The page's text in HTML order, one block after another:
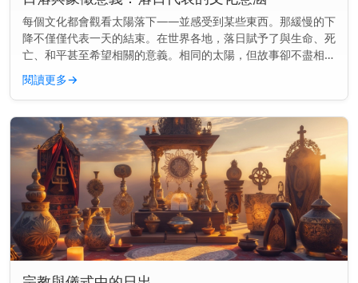
每個文化都會觀看太陽落下——並感受到某些東西。那緩慢的下
降不僅僅代表一天的結束。在世界各地，落日賦予了與生命、死
亡、和平甚至希望相關的意義。相同的太陽，但故事卻不盡相
同。 主要見解： 在各種文化中，落日常常象徵結束、反思與轉
變——但其意義會...
閱讀更多→